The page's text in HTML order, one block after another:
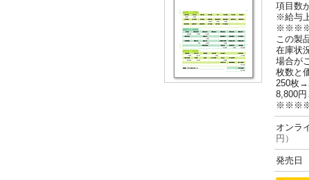
項目数
※給与
この製
在庫状
場合が
枚数と
250枚
8,800
オン
円）
発売日